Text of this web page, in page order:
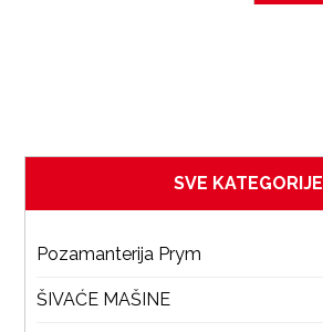
SVE KATEGORIJE
Pozamanterija Prym
ŠIVAĆE MAŠINE